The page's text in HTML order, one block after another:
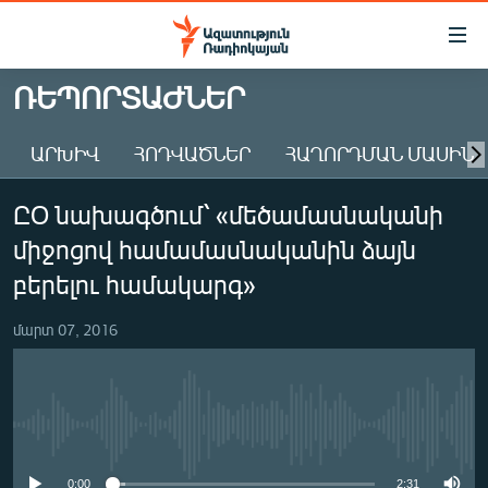
Մատչելիության
Անցնել
հիմնական
Անցնել
հիմնական
մենյուին
Որոնում
ԱԶԱՏՈՒԹՅՈՒՆ TV
ՀԱՅԱՍՏԱՆ
ԸՆՏՐՈՒԹՅՈՒՆՆԵՐ 2026
ԻՐԱՎՈՒՆՔ
ՏՆՏԵՍՈՒԹՅՈՒՆ
ՌԵՊՈՐՏԱԺՆԵՐ
ԱՐԽԻՎ ՀՈԴՎԱԾՆԵՐ ՀԱՂՈՐԴՄԱՆ ՄԱՍԻՆ
ԸՕ նախագծում՝ «մեծամասնականի
միջոցով համամասնականին ձայն
բերելու համակարգ»
մարտ 07, 2016
0:00 2:31